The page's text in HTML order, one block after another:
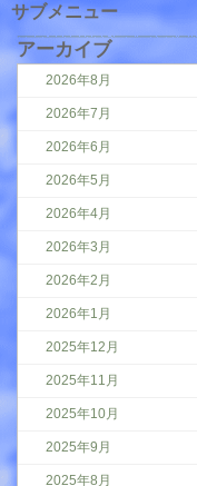
サブメニュー
アーカイブ
2026年8月
2026年7月
2026年6月
2026年5月
2026年4月
2026年3月
2026年2月
2026年1月
2025年12月
2025年11月
2025年10月
2025年9月
2025年8月